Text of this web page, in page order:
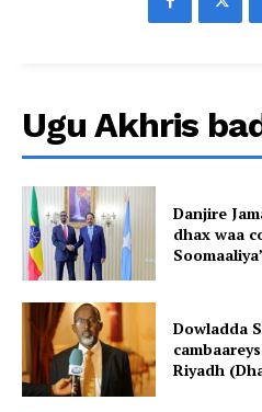
Ugu Akhris
Danjire
dhax waa
Dowladda
Riyadh